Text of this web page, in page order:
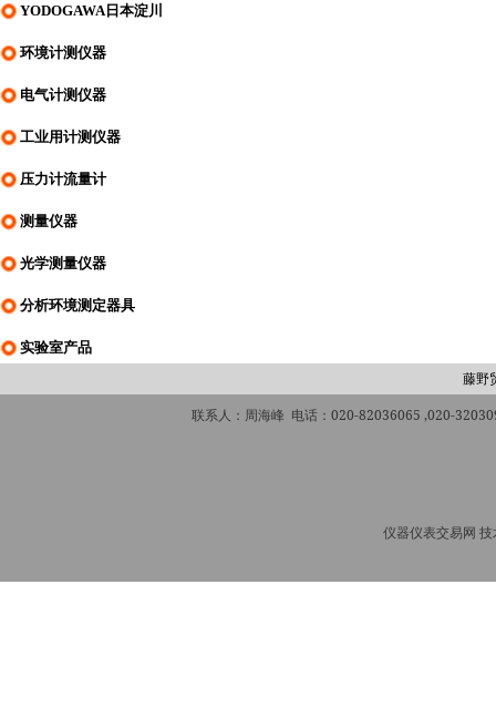
YODOGAWA日本淀川
环境计测仪器
电气计测仪器
工业用计测仪器
压力计流量计
测量仪器
光学测量仪器
分析环境测定器具
实验室产品
藤野
联系人：周海峰 电话：020-82036065 ,020-
仪器仪表交易网